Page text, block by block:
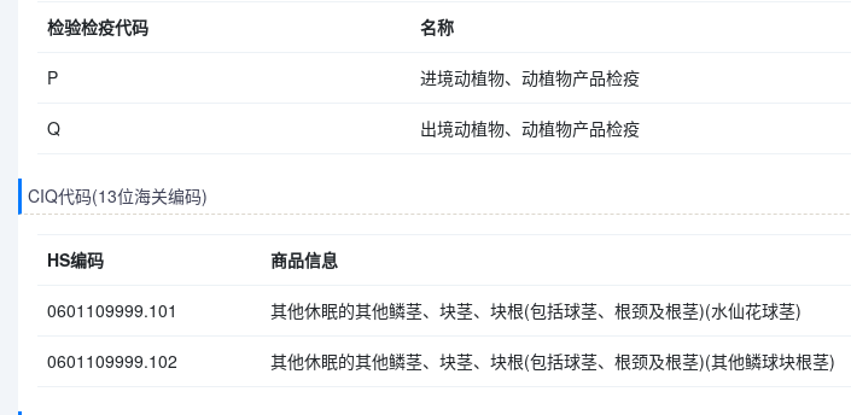
检验检疫代码 名称
P 进境动植物、动植物产品检疫
Q 出境动植物、动植物产品检疫
CIQ代码(13位海关编码)
HS编码 商品信息
0601109999.101 其他休眠的其他鳞茎、块茎、块根(包括球茎、根颈及根茎)(水仙花球茎)
0601109999.102 其他休眠的其他鳞茎、块茎、块根(包括球茎、根颈及根茎)(其他鳞球块根茎)